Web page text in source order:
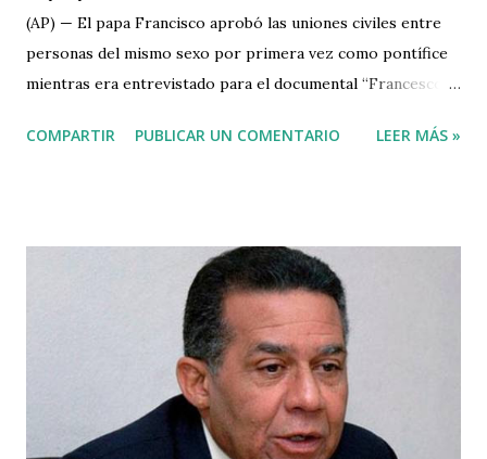
(AP) — El papa Francisco aprobó las uniones civiles entre
personas del mismo sexo por primera vez como pontífice
mientras era entrevistado para el documental “Francesco”,
El apoyo papal aparece a mitad de la película, que
afectadas por la discriminación. “Las personas
homosexuales tienen derecho a estar en una familia. Son
hijos de Dios”, dijo Francisco en una de sus entrevistas para
la película. "Lo que debemos tener es una ley de unión civil.
De esa manera están legalmente cubiertos”. Cuando era
arzobispo de Buenos Aires, Francisco apoyó las uniones
civiles para parejas gay como alternativa al matrimonio
COMPARTIR PUBLICAR UN COMENTARIO LEER MÁS »